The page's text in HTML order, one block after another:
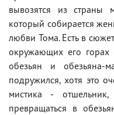
вывозятся из страны
который собирается
любви Тома. Есть в
окружающих его горах
обезьян и обезьяна-
подружился, хотя это
мистика -
превращаться в